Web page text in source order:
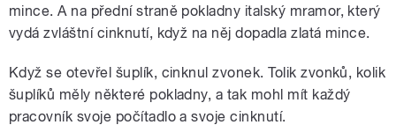
mince. A na přední straně pokladny italský mramor, který
vydá zvláštní cinknutí, když na něj dopadla zlatá mince.
Když se otevřel šuplík, cinknul zvonek. Tolik zvonků, kolik
šuplíků měly některé pokladny, a tak mohl mít každý
pracovník svoje počítadlo a svoje cinknutí.